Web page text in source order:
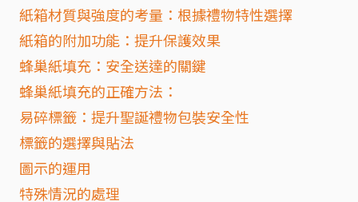
紙箱材質與強度的考量：根據禮物特性選擇
紙箱的附加功能：提升保護效果
蜂巢紙填充：安全送達的關鍵
蜂巢紙填充的正確方法：
易碎標籤：提升聖誕禮物包裝安全性
標籤的選擇與貼法
圖示的運用
特殊情況的處理